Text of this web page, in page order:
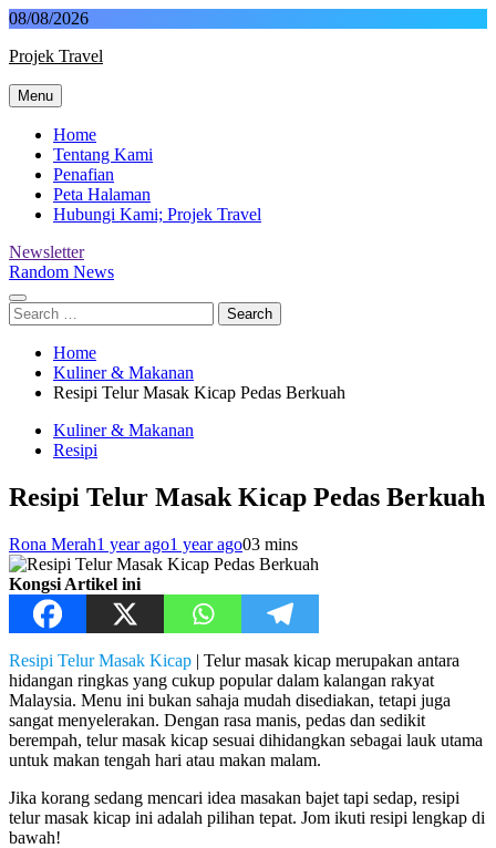
Skip
content
08/08/2026
Projek Travel
Malaysia Travel Portal
Menu
Home
Tentang Kami
Penafian
Peta Halaman
Hubungi Kami; Projek Travel
Newsletter
Random News
Search
for:
Home
Kuliner & Makanan
Resipi Telur Masak Kicap Pedas Berkuah
Kuliner & Makanan
Resipi
Resipi Telur Masak Kicap Pedas Berkuah
Rona Merah1 year ago1 year ago03 mins
Kongsi Artikel ini
Resipi Telur Masak Kicap | Telur masak kicap merupakan antara
hidangan ringkas yang cukup popular dalam kalangan rakyat
Malaysia. Menu ini bukan sahaja mudah disediakan, tetapi juga
sangat menyelerakan. Dengan rasa manis, pedas dan sedikit
berempah, telur masak kicap sesuai dihidangkan sebagai lauk utama
untuk makan tengah hari atau makan malam.
Jika korang sedang mencari idea masakan bajet tapi sedap, resipi
telur masak kicap ini adalah pilihan tepat. Jom ikuti resipi lengkap di
bawah!